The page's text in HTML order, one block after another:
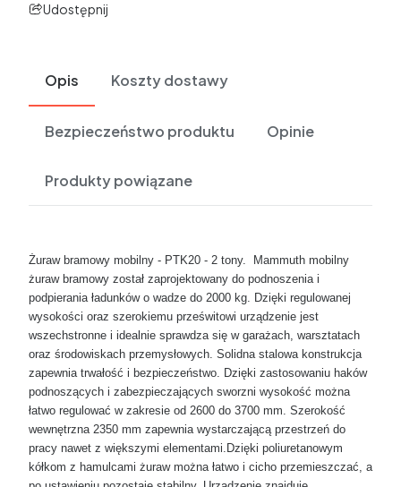
Udostępnij
Opis Koszty dostawy
Bezpieczeństwo produktu Opinie
Produkty powiązane
Żuraw bramowy mobilny - PTK20 - 2 tony. Mammuth mobilny
żuraw bramowy został zaprojektowany do podnoszenia i
podpierania ładunków o wadze do 2000 kg. Dzięki regulowanej
wysokości oraz szerokiemu prześwitowi urządzenie jest
wszechstronne i idealnie sprawdza się w garażach, warsztatach
oraz środowiskach przemysłowych. Solidna stalowa konstrukcja
zapewnia trwałość i bezpieczeństwo. Dzięki zastosowaniu haków
podnoszących i zabezpieczających sworzni wysokość można
łatwo regulować w zakresie od 2600 do 3700 mm. Szerokość
wewnętrzna 2350 mm zapewnia wystarczającą przestrzeń do
pracy nawet z większymi elementami.Dzięki poliuretanowym
kółkom z hamulcami żuraw można łatwo i cicho przemieszczać, a